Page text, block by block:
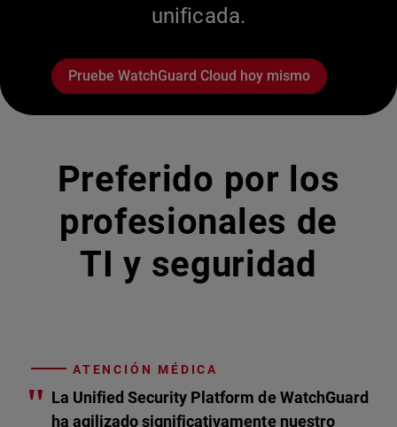
unificada.
Pruebe WatchGuard Cloud hoy mismo
Preferido por los
profesionales de
TI y seguridad
ATENCIÓN MÉDICA
" La Unified Security Platform de WatchGuard
ha agilizado significativamente nuestro